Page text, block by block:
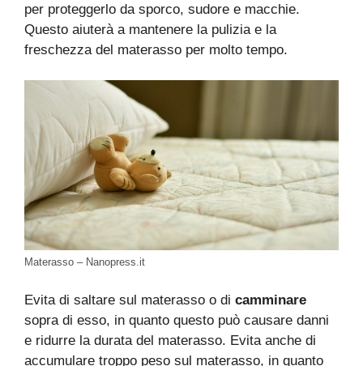
per proteggerlo da sporco, sudore e macchie.
Questo aiuterà a mantenere la pulizia e la
freschezza del materasso per molto tempo.
Materasso – Nanopress.it
Evita di saltare sul materasso o di camminare
sopra di esso, in quanto questo può causare danni
e ridurre la durata del materasso. Evita anche di
accumulare troppo peso sul materasso, in quanto